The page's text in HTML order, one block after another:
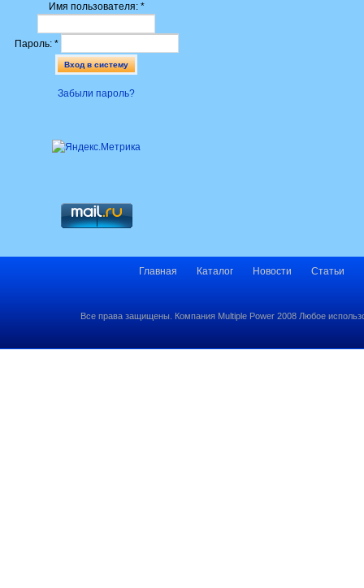
Имя пользователя: *
Пароль: *
Забыли пароль?
Главная Каталог Новости Статьи
Все права защищены. Компания Multiple Power 2008 Любое